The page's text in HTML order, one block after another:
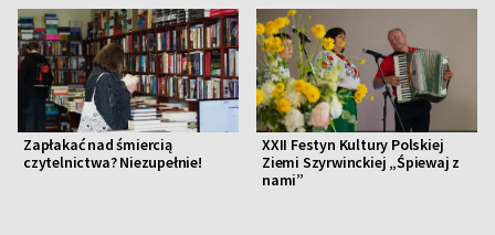
Zapłakać nad śmiercią
czytelnictwa? Niezupełnie!
XXII Festyn Kultury Polskiej
Ziemi Szyrwinckiej „Śpiewaj z
nami”